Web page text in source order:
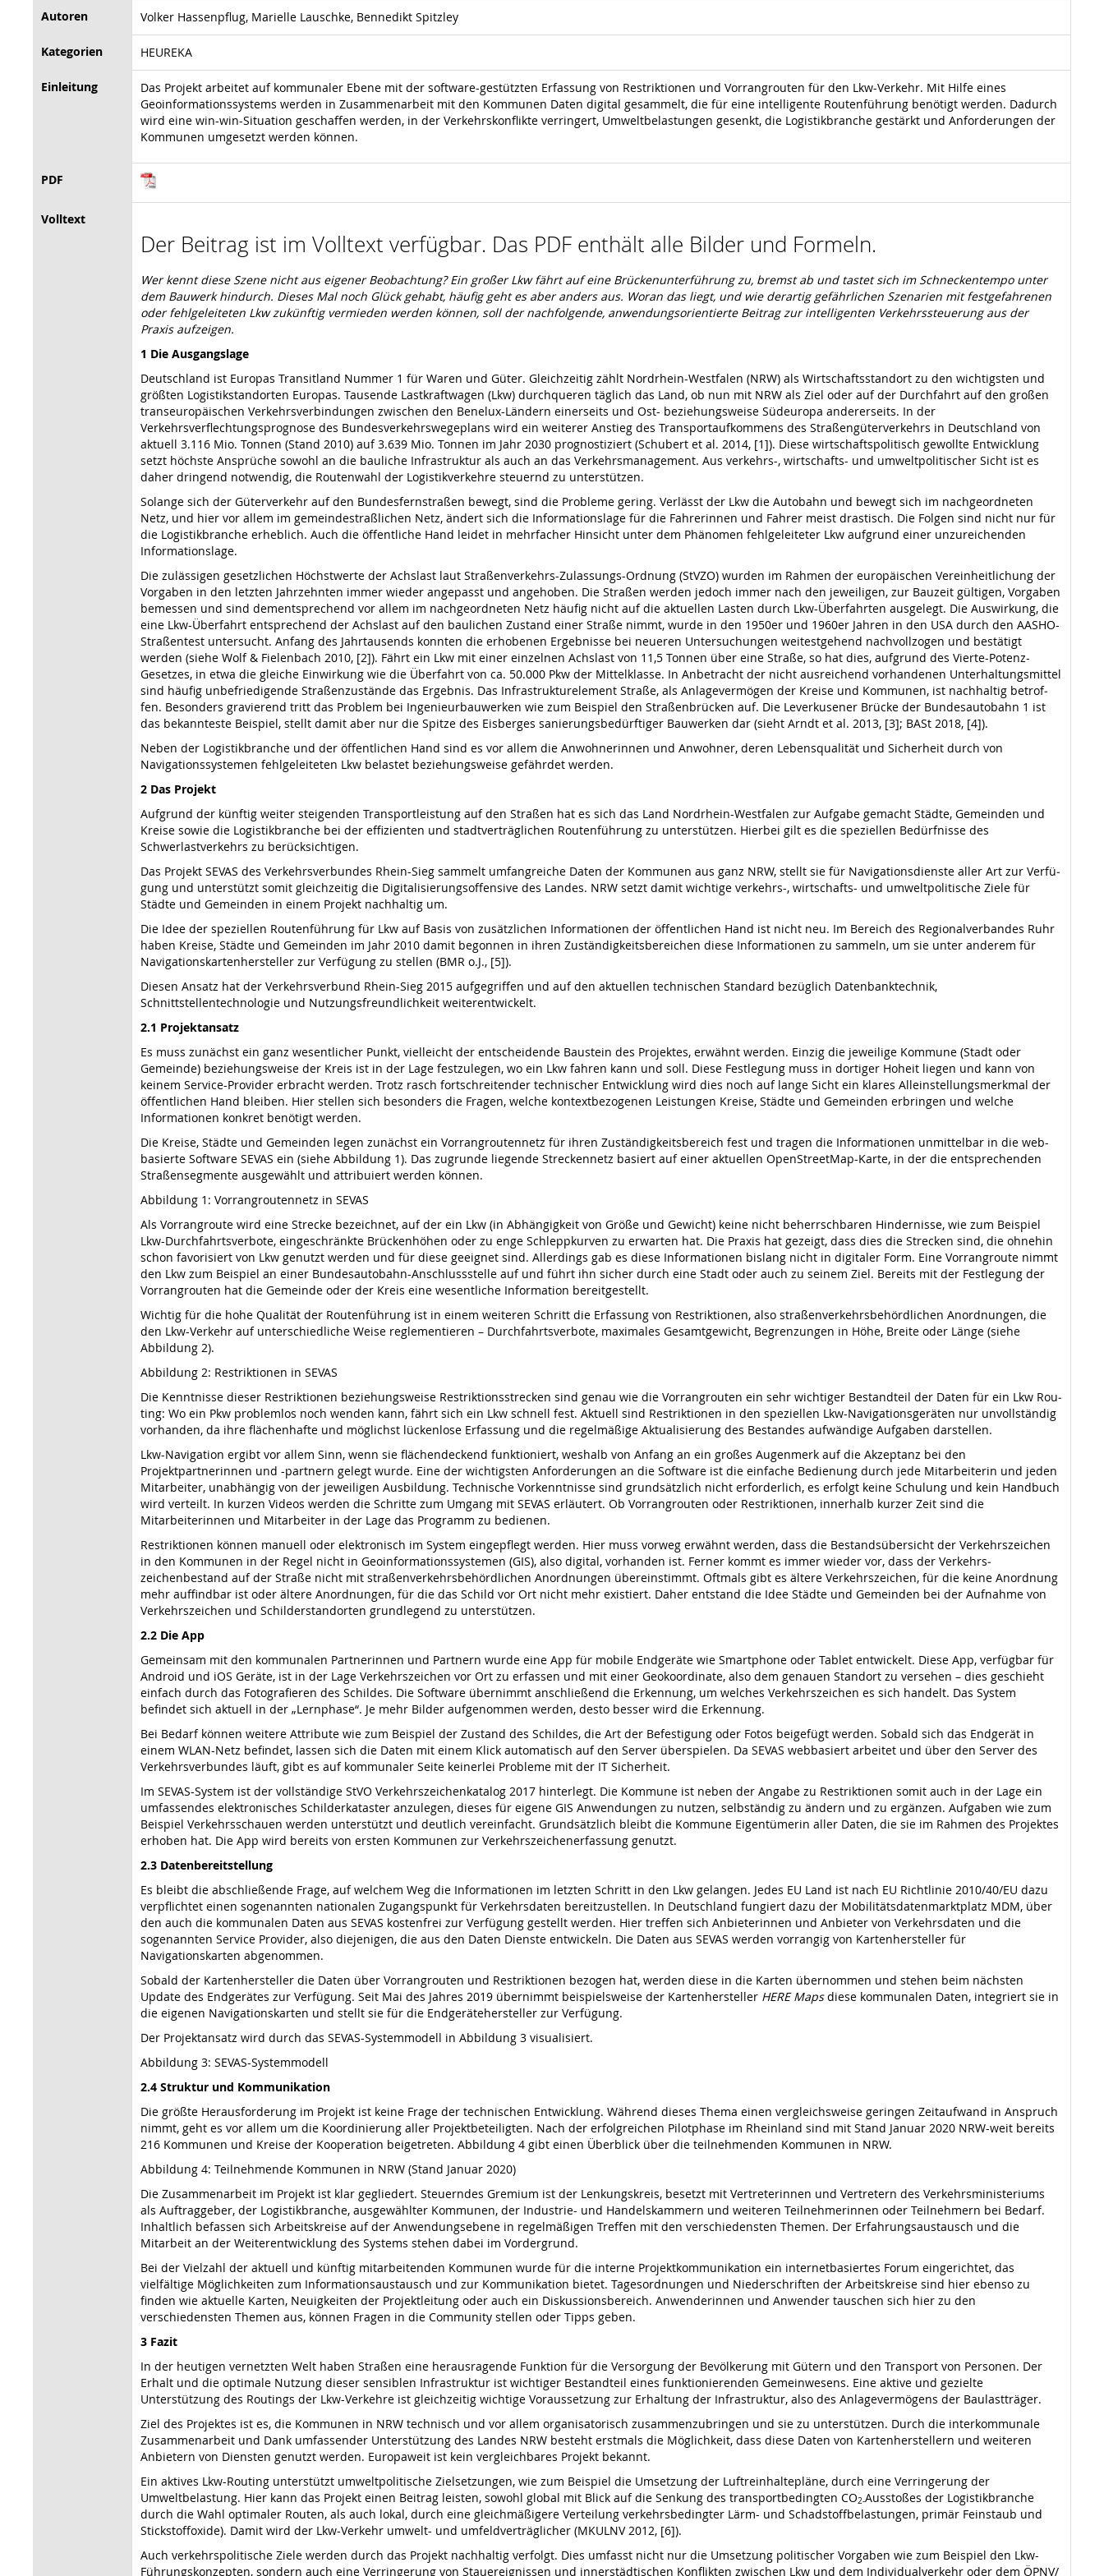
Autoren Volker Hassenpflug, Marielle Lauschke, Bennedikt Spitzley
Kategorien HEUREKA
Einleitung
Das Projekt arbeitet auf kommunaler Ebene mit der software-gestützten Erfassung von Restriktionen und Vorrangrouten für den Lkw-Verkehr. Mit Hilfe eines
Geoinformationssystems werden in Zusammenarbeit mit den Kommunen Daten digital gesammelt, die für eine intelligente Routenführung benötigt werden. Dadurch
wird eine win-win-Situation geschaffen werden, in der Verkehrskonflikte verringert, Umweltbelastungen gesenkt, die Logistikbranche gestärkt und Anforderungen der
Kommunen umgesetzt werden können.
PDF
Volltext
Der Beitrag ist im Volltext verfügbar. Das PDF enthält alle Bilder und Formeln.
Wer kennt diese Szene nicht aus eigener Beobachtung? Ein großer Lkw fährt auf eine Brückenunterführung zu, bremst ab und tastet sich im Schneckentempo unter
dem Bauwerk hindurch. Dieses Mal noch Glück gehabt, häufig geht es aber anders aus. Woran das liegt, und wie derartig gefährlichen Szenarien mit festgefahrenen
oder fehlgeleiteten Lkw zukünf­tig vermieden werden können, soll der nachfolgende, anwendungsorientierte Beitrag zur intelligenten Verkehrssteuerung aus der
Praxis aufzeigen.
1 Die Ausgangslage
Deutschland ist Europas Transitland Nummer 1 für Waren und Güter. Gleichzeitig zählt Nordrhein-Westfalen (NRW) als Wirtschaftsstandort zu den wich­tigsten und
größten Logistikstandorten Europas. Tausende Lastkraftwagen (Lkw) durchqueren täg­lich das Land, ob nun mit NRW als Ziel oder auf der Durchfahrt auf den großen
trans­europäischen Verkehrsverbindungen zwischen den Benelux-Ländern einerseits und Ost- beziehungsweise Südeuropa andererseits. In der
Verkehrsverflechtungsprognose des Bundesverkehrswegeplans wird ein weiterer Anstieg des Transportaufkommens des Straßengüterverkehrs in Deutschland von
aktuell 3.116 Mio. Tonnen (Stand 2010) auf 3.639 Mio. Tonnen im Jahr 2030 prognostiziert (Schubert et al. 2014, [1]). Diese wirtschaftspolitisch gewollte Entwicklung
setzt höchste Ansprü­che sowohl an die bauliche Infrastruktur als auch an das Verkehrsmanagement. Aus verkehrs-, wirtschafts- und umweltpolitischer Sicht ist es
daher dringend notwendig, die Rou­tenwahl der Logistikverkehre steuernd zu unterstützen.
Solange sich der Güterver­kehr auf den Bundesfernstraßen bewegt, sind die Probleme gering. Verlässt der Lkw die Autobahn und bewegt sich im nach­geordneten
Netz, und hier vor allem im gemeindestraßlichen Netz, ändert sich die Informationslage für die Fahrerinnen und Fahrer meist dra­stisch. Die Folgen sind nicht nur für
die Logistik­branche erheblich. Auch die öffentliche Hand leidet in mehrfacher Hinsicht unter dem Phä­nomen fehlgeleiteter Lkw aufgrund einer unzu­reichenden
Informationslage.
Die zulässigen gesetzlichen Höchstwerte der Achslast laut Straßenverkehrs-Zulassungs-Ordnung (StVZO) wurden im Rahmen der europäischen Vereinheitlichung der
Vorgaben in den letzten Jahrzehnten immer wieder angepasst und angehoben. Die Straßen werden jedoch immer nach den jeweiligen, zur Bauzeit gültigen, Vorgaben
bemessen und sind dementsprechend vor allem im nachgeordneten Netz häufig nicht auf die aktuellen Lasten durch Lkw-Überfahrten ausgelegt. Die Auswirkung, die
eine Lkw-Überfahrt entsprechend der Achslast auf den baulichen Zustand einer Straße nimmt, wurde in den 1950er und 1960er Jahren in den USA durch den AASHO-
Straßentest untersucht. Anfang des Jahrtausends konnten die erhobenen Ergebnisse bei neueren Unter­suchungen weitestgehend nachvollzogen und bestätigt
werden (siehe Wolf & Fielenbach 2010, [2]). Fährt ein Lkw mit einer einzelnen Achslast von 11,5 Tonnen über eine Stra­ße, so hat dies, aufgrund des Vierte-Potenz-
Gesetzes, in etwa die gleiche Einwirkung wie die Überfahrt von ca. 50.000 Pkw der Mit­telklasse. In Anbetracht der nicht ausreichend vorhandenen Unterhaltungsmittel
sind häufig unbe­friedigende Straßenzustände das Ergebnis. Das Infrastruk­turelement Straße, als Anlagevermögen der Kreise und Kommunen, ist nachhaltig betrof­
fen. Besonders gravierend tritt das Problem bei Ingenieurbauwerken wie zum Beispiel den Straßenbrücken auf. Die Leverkusener Brücke der Bundesautobahn 1 ist
das bekann­teste Beispiel, stellt damit aber nur die Spitze des Eisberges sanierungsbedürftiger Bau­werken dar (sieht Arndt et al. 2013, [3]; BASt 2018, [4]).
Neben der Logistikbranche und der öffentlichen Hand sind es vor allem die Anwohnerinnen und Anwohner, deren Lebensqualität und Sicherheit durch von
Navigationssystemen fehlgeleiteten Lkw belastet beziehungsweise gefährdet werden.
2 Das Projekt
Aufgrund der künftig weiter steigenden Transportleistung auf den Straßen hat es sich das Land Nordrhein-Westfalen zur Aufgabe gemacht Städte, Gemeinden und
Kreise sowie die Logi­stikbranche bei der effizienten und stadtverträglichen Routenführung zu unterstützen. Hierbei gilt es die speziel­len Bedürfnisse des
Schwerlastverkehrs zu berücksichtigen.
Das Projekt SEVAS des Verkehrsverbundes Rhein-Sieg sammelt umfangreiche Daten der Kommunen aus ganz NRW, stellt sie für Navigationsdienste aller Art zur Verfü­
gung und unterstützt somit gleichzeitig die Digitalisierungsoffensive des Landes. NRW setzt damit wichtige verkehrs-, wirtschafts- und umweltpoliti­sche Ziele für
Städte und Gemeinden in einem Projekt nachhaltig um.
Die Idee der speziellen Routenführung für Lkw auf Basis von zusätzlichen Informationen der öffentlichen Hand ist nicht neu. Im Bereich des Regio­nalverbandes Ruhr
haben Kreise, Städte und Gemeinden im Jahr 2010 damit begon­nen in ihren Zuständigkeitsbereichen diese Informationen zu sammeln, um sie unter anderem für
Navigationskartenhersteller zur Verfügung zu stellen (BMR o.J., [5]).
Diesen Ansatz hat der Verkehrsverbund Rhein-Sieg 2015 aufgegriffen und auf den aktuellen technischen Standard bezüglich Datenbanktechnik,
Schnittstellentechnolo­gie und Nutzungsfreundlichkeit weiterentwic­kelt.
2.1 Projektansatz
Es muss zunächst ein ganz wesentlicher Punkt, vielleicht der entschei­dende Baustein des Projektes, erwähnt werden. Einzig die jeweilige Kommune (Stadt oder
Gemeinde) beziehungsweise der Kreis ist in der Lage festzulegen, wo ein Lkw fahren kann und soll. Diese Festlegung muss in dortiger Hoheit liegen und kann von
keinem Ser­vice-Provider erbracht werden. Trotz rasch fortschreitender technischer Entwicklung wird dies noch auf lange Sicht ein klares Alleinstellungsmerkmal der
öffentlichen Hand bleiben. Hier stellen sich besonders die Fragen, welche kontextbezogenen Leistungen Kreise, Städte und Gemeinden erbringen und welche
Informationen konkret benötigt werden.
Die Kreise, Städte und Gemeinden legen zunächst ein Vorrangroutennetz für ihren Zuständigkeitsbereich fest und tragen die Informationen unmittelbar in die web-
basierte Software SEVAS ein (siehe Abbildung 1). Das zugrunde liegende Streckennetz basiert auf einer aktuellen OpenStreetMap-Karte, in der die entsprechenden
Straßensegmente ausgewählt und attribuiert werden können.
Abbildung 1: Vorrangroutennetz in SEVAS
Als Vorrangroute wird eine Strecke bezeichnet, auf der ein Lkw (in Abhängig­keit von Größe und Gewicht) keine nicht beherrschbaren Hindernisse, wie zum Beispiel
Lkw-Durchfahrtsverbote, eingeschränkte Brückenhöhen oder zu enge Schleppkurven zu erwarten hat. Die Pra­xis hat gezeigt, dass dies die Strecken sind, die ohnehin
schon favorisiert von Lkw genutzt werden und für diese geeignet sind. Allerdings gab es diese Informationen bislang nicht in digitaler Form. Eine Vorrangroute nimmt
den Lkw zum Beispiel an einer Bundesautobahn-Anschlussstelle auf und führt ihn sicher durch eine Stadt oder auch zu seinem Ziel. Bereits mit der Festlegung der
Vorrangrouten hat die Gemeinde oder der Kreis eine wesentliche Information bereitgestellt.
Wichtig für die hohe Qualität der Routen­führung ist in einem weiteren Schritt die Erfassung von Restriktionen, also straßenverkehrsbehördlichen Anord­nungen, die
den Lkw-Verkehr auf unter­schiedliche Weise reglementieren – Durchfahrtsverbote, maximales Gesamt­gewicht, Begrenzungen in Höhe, Breite oder Länge (siehe
Abbildung 2).
Abbildung 2: Restriktionen in SEVAS
Die Kenntnisse dieser Restrik­tionen beziehungsweise Restriktions­strecken sind genau wie die Vorrangrouten ein sehr wichtiger Bestandteil der Daten für ein Lkw Rou­
ting: Wo ein Pkw problemlos noch wen­den kann, fährt sich ein Lkw schnell fest. Aktuell sind Restriktionen in den speziellen Lkw-Navigationsgeräten nur unvollständig
vorhanden, da ihre flächenhafte und mög­lichst lückenlose Erfassung und die regelmäßige Aktualisierung des Bestandes aufwändi­ge Aufgaben darstellen.
Lkw-Navigation ergibt vor allem Sinn, wenn sie flächendeckend funktioniert, weshalb von Anfang an ein großes Augenmerk auf die Akzeptanz bei den
Projektpartnerinnen und -partnern gelegt wurde. Eine der wichtigsten Anforderungen an die Software ist die einfache Bedie­nung durch jede Mitarbeiterin und jeden
Mitarbeiter, unabhängig von der jeweiligen Ausbildung. Technische Vorkenntnisse sind grundsätzlich nicht erforderlich, es erfolgt keine Schulung und kein Handbuch
wird verteilt. In kurzen Videos werden die Schritte zum Umgang mit SEVAS erläutert. Ob Vorrangrouten oder Restriktionen, innerhalb kurzer Zeit sind die
Mitarbeiterinnen und Mitarbeiter in der Lage das Programm zu bedie­nen.
Restriktionen können manuell oder elek­tronisch im System eingepflegt werden. Hier muss vorweg erwähnt werden, dass die Bestandsübersicht der Verkehrszei­chen
in den Kommunen in der Regel nicht in Geoinformationssystemen (GIS), also digital, vorhanden ist. Ferner kommt es immer wieder vor, dass der Verkehrs­
zeichenbestand auf der Straße nicht mit straßenverkehrsbehördlichen Anordnun­gen übereinstimmt. Oftmals gibt es ältere Verkehrszeichen, für die keine Anordnung
mehr auffindbar ist oder ältere Anordnungen, für die das Schild vor Ort nicht mehr existiert. Daher entstand die Idee Städte und Gemeinden bei der Auf­nahme von
Verkehrszeichen und Schilder­standorten grundlegend zu unterstützen.
2.2 Die App
Gemeinsam mit den kommunalen Partnerinnen und Partnern wurde eine App für mobile Endgeräte wie Smartphone oder Tablet entwickelt. Diese App, verfügbar für
Android und iOS Gerä­te, ist in der Lage Verkehrszeichen vor Ort zu erfassen und mit einer Geokoordinate, also dem genauen Standort zu versehen – dies geschieht
einfach durch das Foto­grafieren des Schildes. Die Software über­nimmt anschließend die Erkennung, um welches Verkehrszeichen es sich handelt. Das System
befindet sich aktuell in der „Lernphase“. Je mehr Bilder aufgenommen werden, desto besser wird die Erkennung.
Bei Bedarf können weitere Attribute wie zum Beispiel der Zustand des Schildes, die Art der Befestigung oder Fotos beigefügt werden. Sobald sich das Endgerät in
einem WLAN-Netz befin­det, lassen sich die Daten mit einem Klick automatisch auf den Server überspielen. Da SEVAS webbasiert arbeitet und über den Server des
Verkehrsverbundes läuft, gibt es auf kommunaler Seite keinerlei Pro­bleme mit der IT Sicherheit.
Im SEVAS-System ist der vollständige StVO Verkehrs­zeichenkatalog 2017 hinterlegt. Die Kom­mune ist neben der Angabe zu Restrik­tionen somit auch in der Lage ein
umfassendes elektronisches Schilderkataster anzulegen, dieses für eigene GIS Anwendun­gen zu nutzen, selbständig zu ändern und zu ergänzen. Aufgaben wie zum
Beispiel Verkehrs­schauen werden unterstützt und deutlich vereinfacht. Grundsätzlich bleibt die Kom­mune Eigentümerin aller Daten, die sie im Rahmen des Projektes
erhoben hat. Die App wird bereits von ersten Kommunen zur Verkehrszeichenerfassung genutzt.
2.3 Datenbereitstellung
Es bleibt die abschließende Frage, auf wel­chem Weg die Informationen im letzten Schritt in den Lkw gelangen. Jedes EU Land ist nach EU Richtlinie 2010/40/EU dazu
verpflichtet einen sogenannten nationalen Zugangspunkt für Verkehrsdaten bereitzustellen. In Deutschland fungiert dazu der Mobilitätsdatenmarktplatz MDM, über
den auch die kommunalen Daten aus SEVAS kostenfrei zur Verfügung gestellt werden. Hier treffen sich Anbieterinnen und Anbieter von Ver­kehrsdaten und die
sogenannten Service Provider, also diejenigen, die aus den Daten Dienste entwickeln. Die Daten aus SEVAS werden vorrangig von Kartenhersteller für
Navigationskarten abgenommen.
Sobald der Kartenhersteller die Daten über Vorrangrouten und Restriktionen bezogen hat, werden diese in die Karten übernommen und stehen beim nächsten
Update des Endgerätes zur Verfügung. Seit Mai des Jah­res 2019 übernimmt beispielsweise der Kartenher­steller HERE Mapsdiese kommunalen Daten, integriert sie in
die eigenen Navigationskarten und stellt sie für die Endgerätehersteller zur Verfügung.
Der Projektansatz wird durch das SEVAS-Systemmodell in Abbildung 3 visualisiert.
Abbildung 3: SEVAS-Systemmodell
2.4 Struktur und Kommunikation
Die größte Herausforderung im Projekt ist keine Frage der technischen Entwicklung. Während die­ses Thema einen vergleichsweise geringen Zeitaufwand in Anspruch
nimmt, geht es vor allem um die Koordinierung aller Projektbeteiligten. Nach der erfolgreichen Pilotphase im Rheinland sind mit Stand Januar 2020 NRW-weit bereits
216 Kommunen und Kreise der Kooperation beigetreten. Abbildung 4 gibt einen Überblick über die teilnehmenden Kommunen in NRW.
Abbildung 4: Teilnehmende Kommunen in NRW (Stand Januar 2020)
Die Zusammenarbeit im Projekt ist klar gegliedert. Steuerndes Gremium ist der Lenkungskreis, besetzt mit Vertreterinnen und Vertretern des Verkehrsministeriums
als Auftraggeber, der Logi­stikbranche, ausgewählter Kommunen, der Industrie- und Handelskammern und weiteren Teilneh­merinnen oder Teilnehmern bei Bedarf.
Inhaltlich befassen sich Arbeitskreise auf der Anwendungsebene in regelmäßigen Treffen mit den verschie­densten Themen. Der Erfahrungsaustausch und die
Mitarbeit an der Weiterentwick­lung des Systems stehen dabei im Vorder­grund.
Bei der Vielzahl der aktuell und künftig mitarbeitenden Kommunen wurde für die interne Projektkommunikation ein inter­netbasiertes Forum eingerichtet, das
vielfältige Möglichkeiten zum Informationsaustausch und zur Kommunikation bietet. Tagesordnungen und Niederschriften der Arbeitskreise sind hier ebenso zu
finden wie aktuelle Kar­ten, Neuigkeiten der Projektleitung oder auch ein Diskussionsbereich. Anwenderinnen und Anwender tauschen sich hier zu den
verschiedensten Themen aus, können Fragen in die Com­munity stellen oder Tipps geben.
3 Fazit
In der heutigen vernetzten Welt haben Straßen eine herausragende Funktion für die Versorgung der Bevölkerung mit Gütern und den Transport von Personen. Der
Erhalt und die optimale Nutzung dieser sensiblen Infrastruktur ist wichtiger Bestandteil eines funktionierenden Gemeinwesens. Eine aktive und gezielte
Unterstützung des Routings der Lkw-Verkehre ist gleichzeitig wichtige Voraussetzung zur Erhaltung der Infrastruktur, also des Anlagevermögens der Baulastträger.
Ziel des Projektes ist es, die Kommunen in NRW technisch und vor allem organisatorisch zusammenzubringen und sie zu unterstützen. Durch die interkommunale
Zusammenarbeit und Dank umfassender Unterstützung des Landes NRW besteht erstmals die Möglichkeit, dass diese Daten von Kartenherstellern und weiteren
Anbietern von Diensten genutzt werden. Europaweit ist kein vergleichbares Projekt bekannt.
Ein aktives Lkw-Routing unterstützt umweltpolitische Zielsetzungen, wie zum Beispiel die Umsetzung der Luftreinhaltepläne, durch eine Verringerung der
Umweltbelastung. Hier kann das Projekt einen Beitrag leisten, sowohl global mit Blick auf die Senkung des transportbedingten CO2-Ausstoßes der Logistikbranche
durch die Wahl optimaler Routen, als auch lokal, durch eine gleichmäßigere Verteilung verkehrsbedingter Lärm- und Schadstoffbelastungen, primär Feinstaub und
Stickstoffoxide). Damit wird der Lkw-Verkehr umwelt- und umfeldverträglicher (MKULNV 2012, [6]).
Auch verkehrspolitische Ziele werden durch das Projekt nachhaltig verfolgt. Dies umfasst nicht nur die Umsetzung politischer Vorgaben wie zum Beispiel den Lkw-
Führungskonzepten, sondern auch eine Verringerung von Stauereignissen und innerstädtischen Konflikten zwischen Lkw und dem Individualverkehr oder dem ÖPNV/